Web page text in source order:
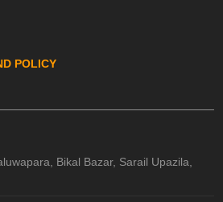
POLICY
Bikal Bazar, Sarail Upazila,